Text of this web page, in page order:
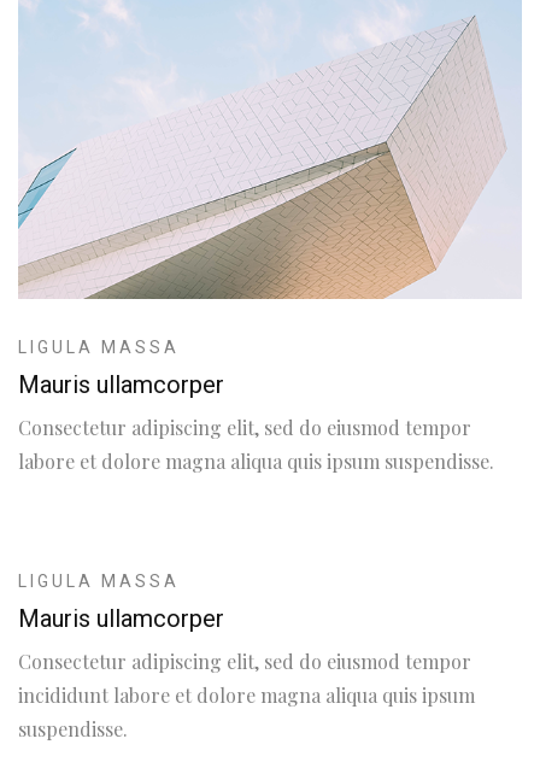
LIGULA MASSA
Mauris ullamcorper
Consectetur adipiscing elit, sed do eiusmod tempor
labore et dolore magna aliqua quis ipsum suspendisse.
LIGULA MASSA
Mauris ullamcorper
Consectetur adipiscing elit, sed do eiusmod tempor
incididunt labore et dolore magna aliqua quis ipsum
suspendisse.